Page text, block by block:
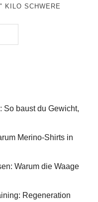
KILO SCHWERE
So baust du Gewicht,
Merino-Shirts in
Warum die Waage
Regeneration